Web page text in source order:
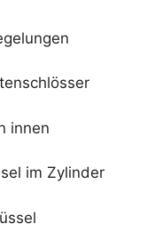
innen
im Zylinder